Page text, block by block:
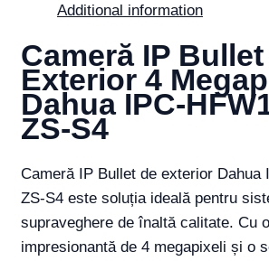
Additional information
Cameră IP
Exterior 4
Dahua IPC-
ZS-S4
Cameră IP Bullet de exterior Dahua
ZS-S4 este soluția ideală pentru
supraveghere de înaltă calitate. Cu
impresionantă de 4 megapixeli și o